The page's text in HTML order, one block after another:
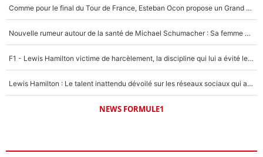
Comme pour le final du Tour de France, Esteban Ocon propose un Grand Prix de Formule 1 à Paris : «Autour de l’Arc de Triomphe, ce serait génial» !
Nouvelle rumeur autour de la santé de Michael Schumacher : Sa femme Corinna sort du silence
F1 - Lewis Hamilton victime de harcèlement, la discipline qui lui a évité le pire : «J'aurais probablement mal tourné»
Lewis Hamilton : Le talent inattendu dévoilé sur les réseaux sociaux qui a impressionné Kim Kardashian pendant leurs vacances en amoureux !
NEWS FORMULE1